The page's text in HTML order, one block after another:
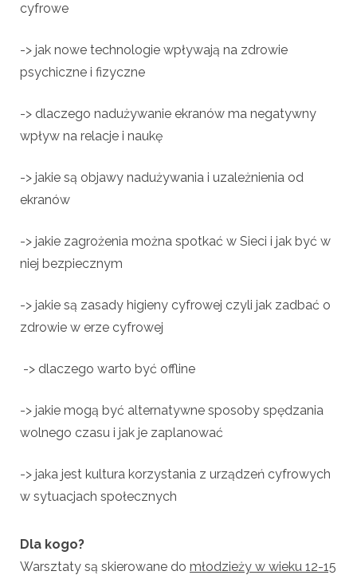
cyfrowe
-> jak nowe technologie wpływają na zdrowie
psychiczne i fizyczne
-> dlaczego nadużywanie ekranów ma negatywny
wpływ na relacje i naukę
-> jakie są objawy nadużywania i uzależnienia od
ekranów
-> jakie zagrożenia można spotkać w Sieci i jak być w
niej bezpiecznym
-> jakie są zasady higieny cyfrowej czyli jak zadbać o
zdrowie w erze cyfrowej
-> dlaczego warto być offline
-> jakie mogą być alternatywne sposoby spędzania
wolnego czasu i jak je zaplanować
-> jaka jest kultura korzystania z urządzeń cyfrowych
w sytuacjach społecznych
Dla kogo?
Warsztaty są skierowane do młodzieży w wieku 12-15